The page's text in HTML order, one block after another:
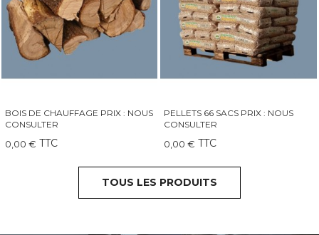
PELLETS 66 SACS PRIX : NOUS
CONSULTER
0,00 € TTC
QAÏTO 30 GRAND INSERT-
CHEMINÉE-POÊLE
249,00 € TTC
TOUS LES PRODUITS